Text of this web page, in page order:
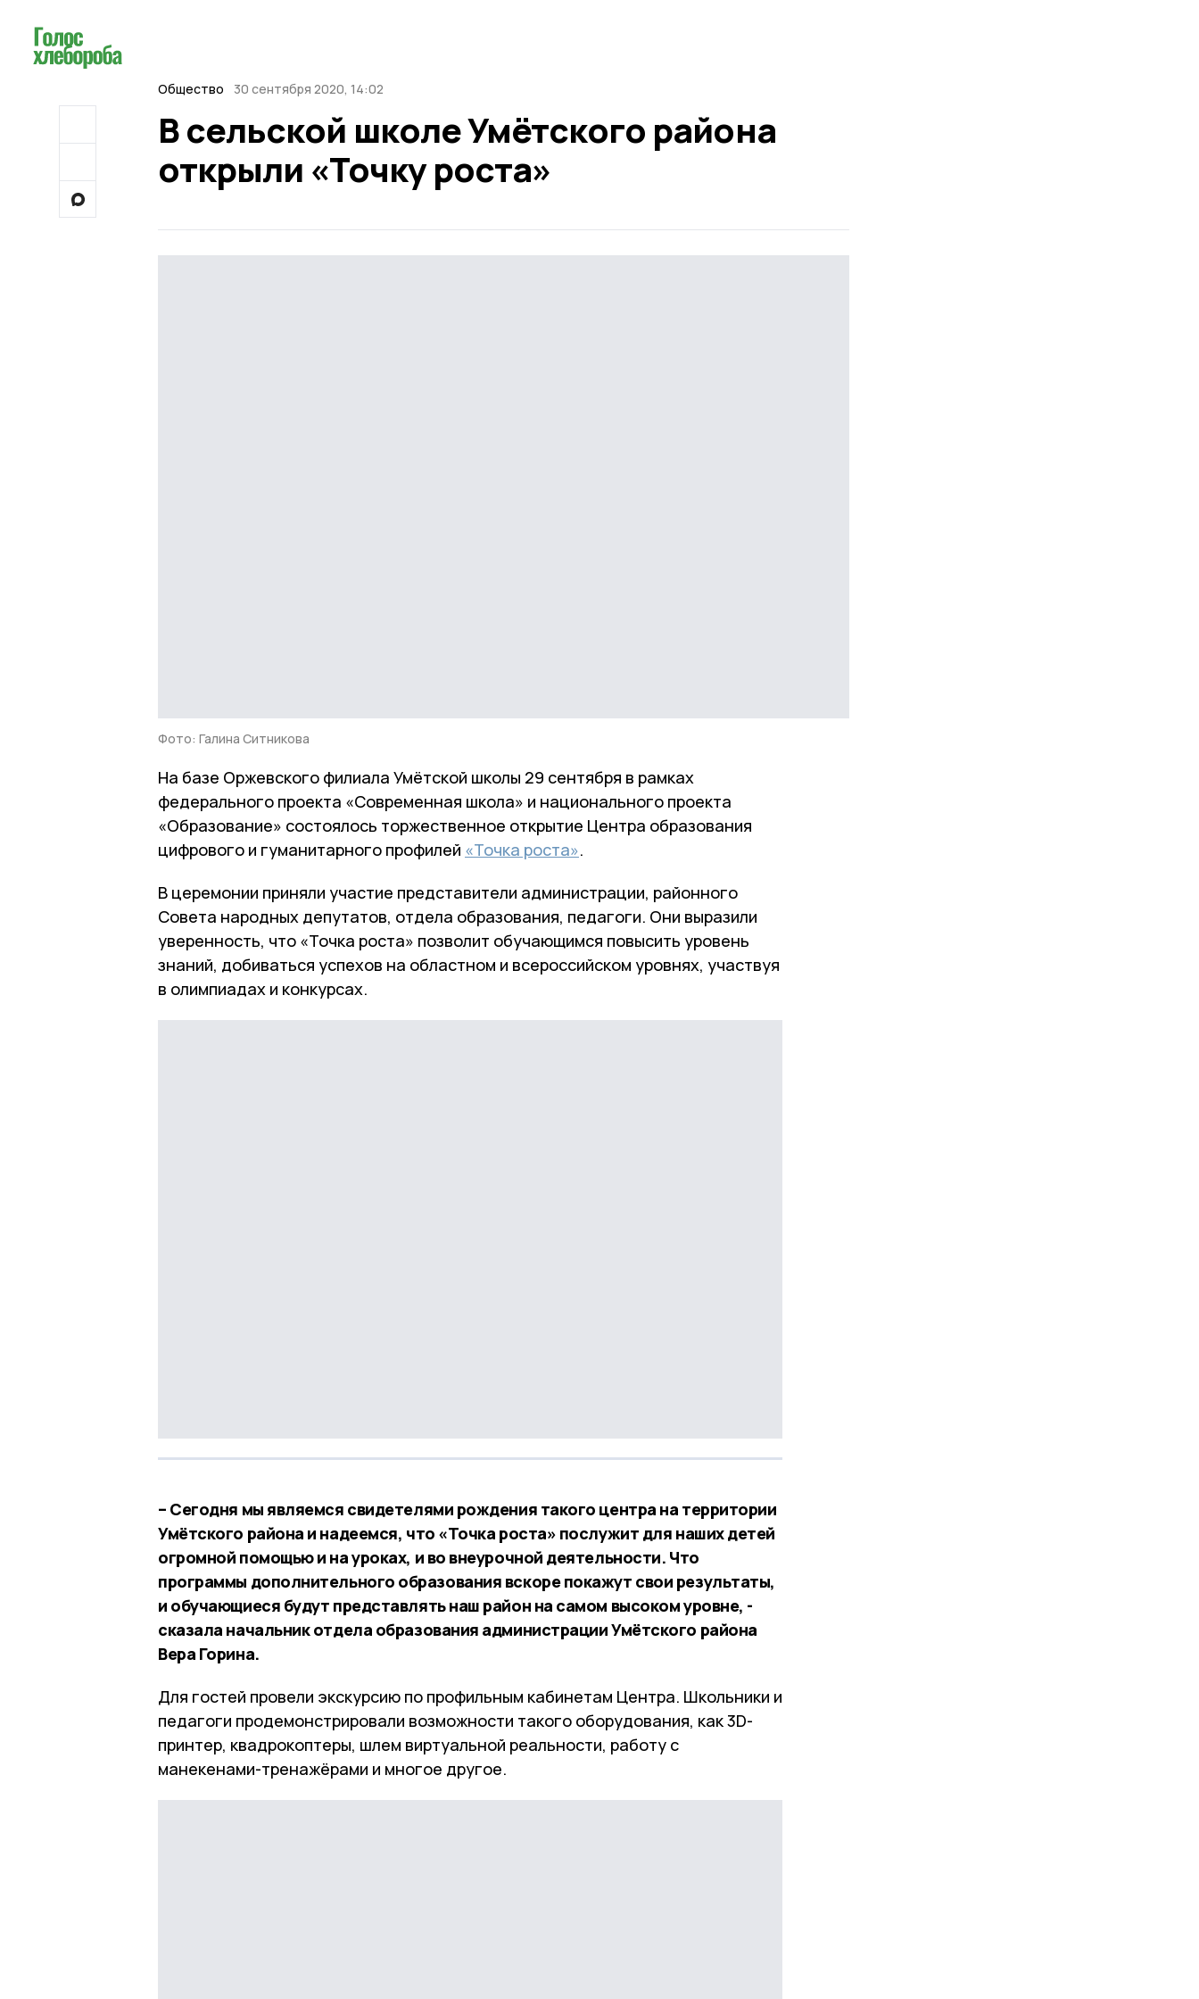
Общество 30 сентября 2020, 14:02
В сельской школе Умётского района
открыли «Точку роста»
Фото: Галина Ситникова
На базе Оржевского филиала Умётской школы 29 сентября в рамках
федерального проекта «Современная школа» и национального проекта
«Образование» состоялось торжественное открытие Центра образования
цифрового и гуманитарного профилей «Точка роста».
В церемонии приняли участие представители администрации, районного
Совета народных депутатов, отдела образования, педагоги. Они выразили
уверенность, что «Точка роста» позволит обучающимся повысить уровень
знаний, добиваться успехов на областном и всероссийском уровнях, участвуя
в олимпиадах и конкурсах.
– Сегодня мы являемся свидетелями рождения такого центра на территории
Умётского района и надеемся, что «Точка роста» послужит для наших детей
огромной помощью и на уроках, и во внеурочной деятельности. Что
программы дополнительного образования вскоре покажут свои результаты,
и обучающиеся будут представлять наш район на самом высоком уровне, -
сказала начальник отдела образования администрации Умётского района
Вера Горина.
Для гостей провели экскурсию по профильным кабинетам Центра. Школьники и
педагоги продемонстрировали возможности такого оборудования, как 3D-
принтер, квадрокоптеры, шлем виртуальной реальности, работу с
манекенами-тренажёрами и многое другое.